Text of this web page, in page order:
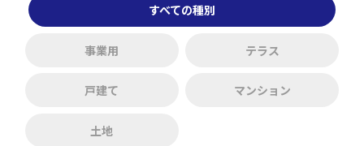
すべての種別
事業用 テラス
戸建て マンション
土地